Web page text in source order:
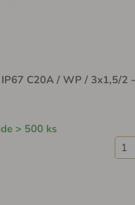
C20A / WP / 3x1,5/2 -
> 500 ks